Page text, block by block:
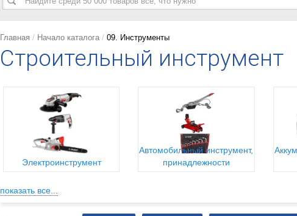
Главная Начало каталога 09. Инструменты
Строительный инструмент
Электроинструмент
Автомобильный инструмент,
принадлежности
показать все...